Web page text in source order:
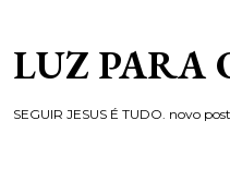
LUZ PARA
SEGUIR JESUS É TUDO. novo